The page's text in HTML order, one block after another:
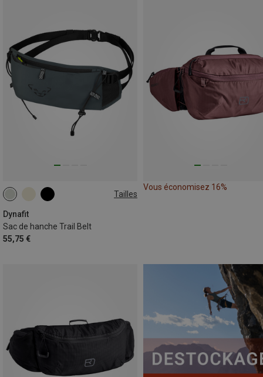
Tailles
Dynafit
Sac de hanche Trail Belt
55,75 €
0,7L
Vous économisez 16%